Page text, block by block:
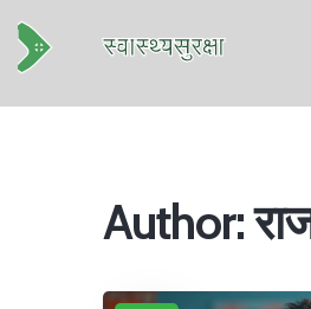
Author: